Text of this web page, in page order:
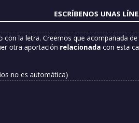
ESCRÍBENOS UNAS
con la letra. Creemos que acompañada
otra aportación relacionada con esta
no es automática)